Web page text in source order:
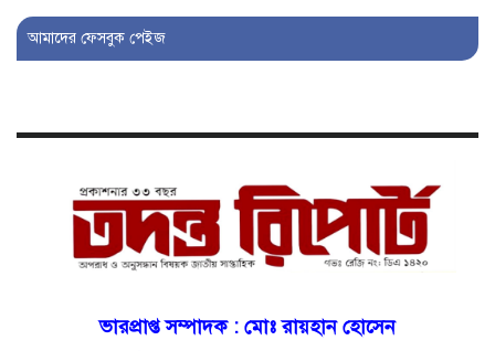
বিআইডিসি’তে ১৫ বছরের দখলদারিত্ব
ভ্রূণহত্যার অপচেষ্টা, গোয়াইনঘাট জুড়ে
মোগলাবাজার থানা কার কবলে?
গোয়াইনঘাটে বিজিবির নাম ভাঙিয়ে
দুলালের রাজত্ব!
আমাদের ফেসবুক পেইজ
ভারপ্রাপ্ত সম্পাদক : মোঃ রায়হান হোসেন